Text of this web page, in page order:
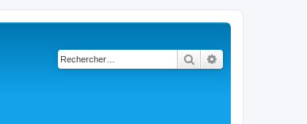
Rechercher